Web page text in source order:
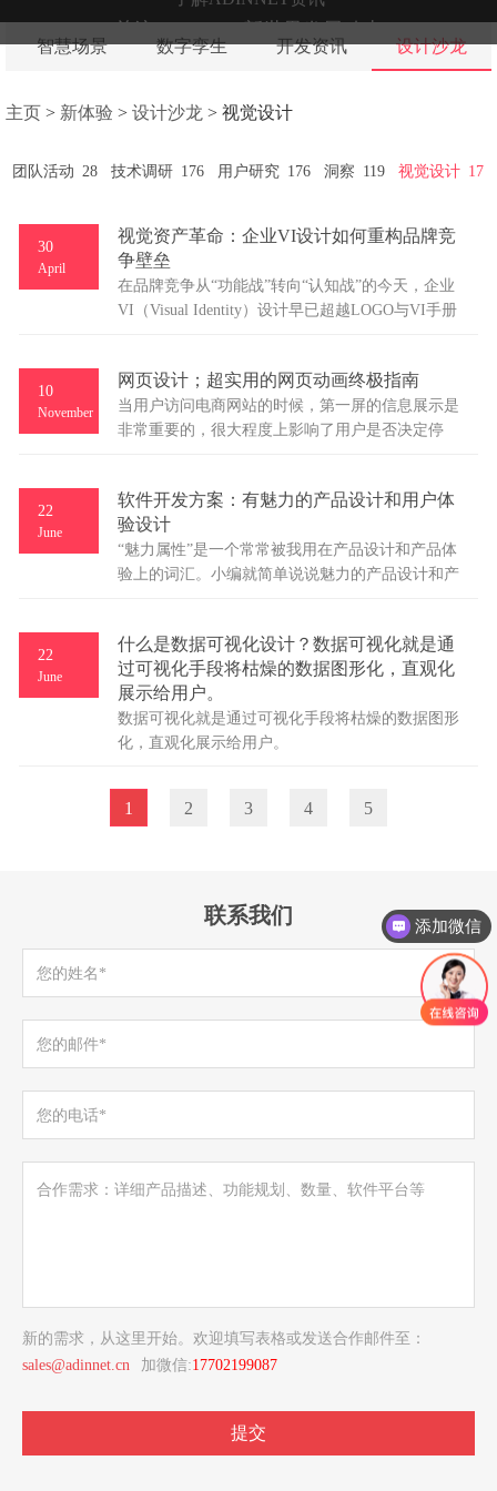
智慧场景 数字孪生 开发资讯 设计沙龙
主页 > 新体验 > 设计沙龙 > 视觉设计
团队活动 28 技术调研 176 用户研究 176 洞察 119 视觉设计 17
30
April
视觉资产革命：企业VI设计如何重构品牌竞
争壁垒
在品牌竞争从“功能战”转向“认知战”的今天，企业
VI（Visual Identity）设计早已超越LOGO与VI手册
10
November
网页设计；超实用的网页动画终极指南
当用户访问电商网站的时候，第一屏的信息展示是
非常重要的，很大程度上影响了用户是否决定停
网页Banner设计在这里起到了至关重要的展示作
用，特别是对于首页Banner，有效的信息传达可以
快速提高页面转化率。那么竹子来教你如何设计一
个好的电商Banner。 一、走心的文案
22
June
软件开发方案：有魅力的产品设计和用户体
验设计
“魅力属性”是一个常常被我用在产品设计和产品体
验上的词汇。小编就简单说说魅力的产品设计和产
22
June
什么是数据可视化设计？数据可视化就是通
过可视化手段将枯燥的数据图形化，直观化
展示给用户。
数据可视化就是通过可视化手段将枯燥的数据图形
化，直观化展示给用户。
1 2 3 4 5
联系我们
新的需求，从这里开始。欢迎填写表格或发送合作邮件至：
sales@adinnet.cn
加微信:17702199087
提交
添加微信